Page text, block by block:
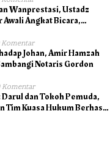
Wanprestasi, Ustadz
Awali Angkat Bicara,
Komentar
Johan, Amir Hamzah
Notaris Gordon
Komentar
dan Tokoh Pemuda,
Tim Kuasa Hukum Berhasil